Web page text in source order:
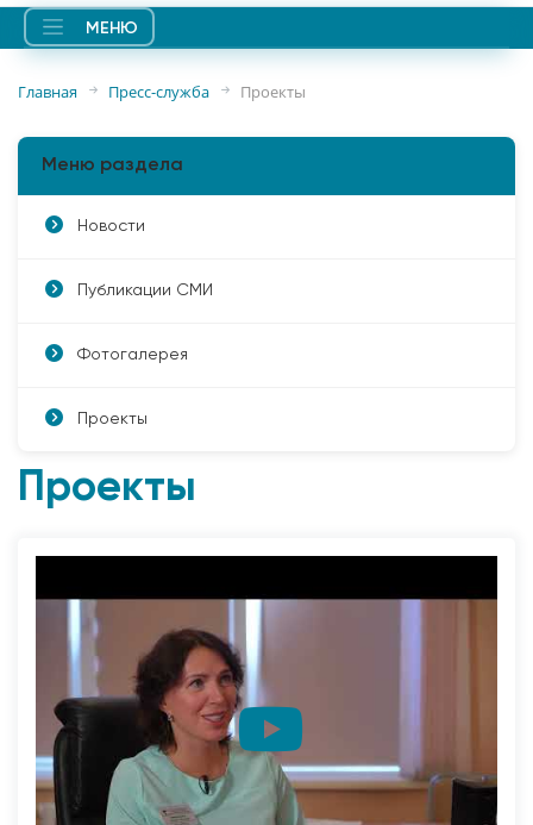
МЕНЮ
Главная Пресс-служба Проекты
Меню раздела
Новости
Публикации СМИ
Фотогалерея
Проекты
Проекты